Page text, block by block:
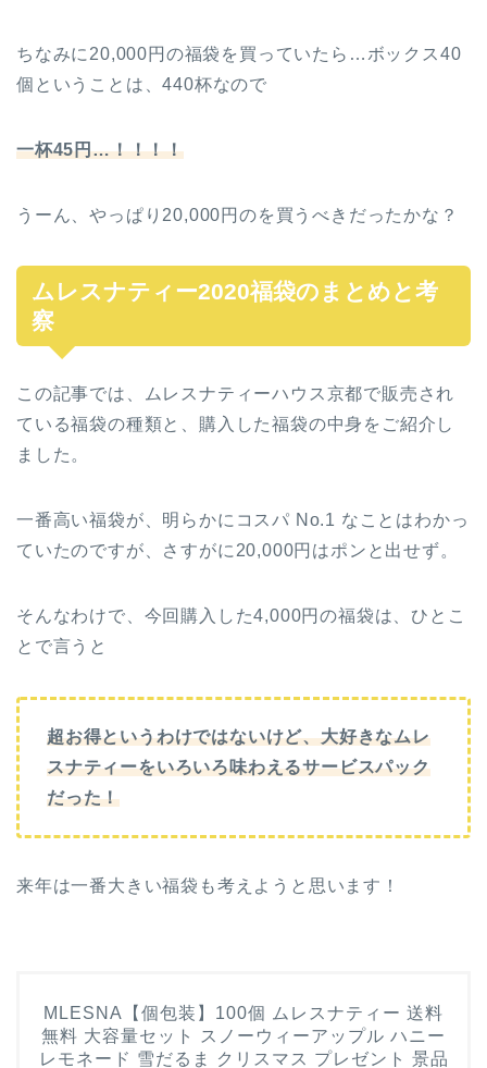
ちなみに20,000円の福袋を買っていたら…ボックス40
個ということは、440杯なので
一杯45円…！！！！
うーん、やっぱり20,000円のを買うべきだったかな？
ムレスナティー2020福袋のまとめと考
察
この記事では、ムレスナティーハウス京都で販売され
ている福袋の種類と、購入した福袋の中身をご紹介し
ました。
一番高い福袋が、明らかにコスパ No.1 なことはわかっ
ていたのですが、さすがに20,000円はポンと出せず。
そんなわけで、今回購入した4,000円の福袋は、ひとこ
とで言うと
超お得というわけではないけど、大好きなムレ
スナティーをいろいろ味わえるサービスパック
だった！
来年は一番大きい福袋も考えようと思います！
MLESNA【個包装】100個 ムレスナティー 送料
無料 大容量セット スノーウィーアップル ハニー
レモネード 雪だるま クリスマス プレゼント 景品